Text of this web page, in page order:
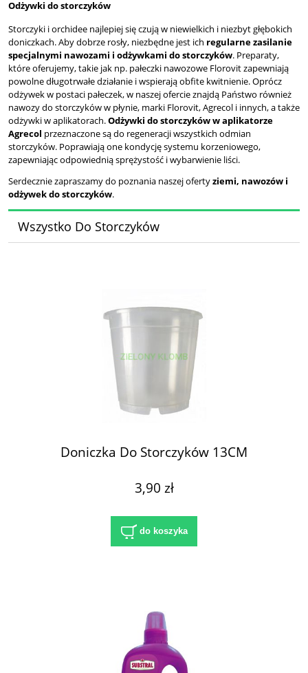
Odżywki do storczyków
Storczyki i orchidee najlepiej się czują w niewielkich i niezbyt głębokich
doniczkach. Aby dobrze rosły, niezbędne jest ich regularne zasilanie
specjalnymi nawozami i odżywkami do storczyków. Preparaty,
które oferujemy, takie jak np. pałeczki nawozowe Florovit zapewniają
powolne długotrwałe działanie i wspierają obfite kwitnienie. Oprócz
odżywek w postaci pałeczek, w naszej ofercie znajdą Państwo również
nawozy do storczyków w płynie, marki Florovit, Agrecol i innych, a także
odżywki w aplikatorach.Odżywki do storczyków w aplikatorze
Agrecol przeznaczone są do regeneracji wszystkich odmian
storczyków. Poprawiają one kondycję systemu korzeniowego,
zapewniając odpowiednią sprężystość i wybarwienie liści.
Serdecznie zapraszamy do poznania naszej ofertyziemi, nawozów i
odżywek do storczyków.
Wszystko Do Storczyków
Doniczka Do Storczyków 13CM
3,90 zł
do koszyka